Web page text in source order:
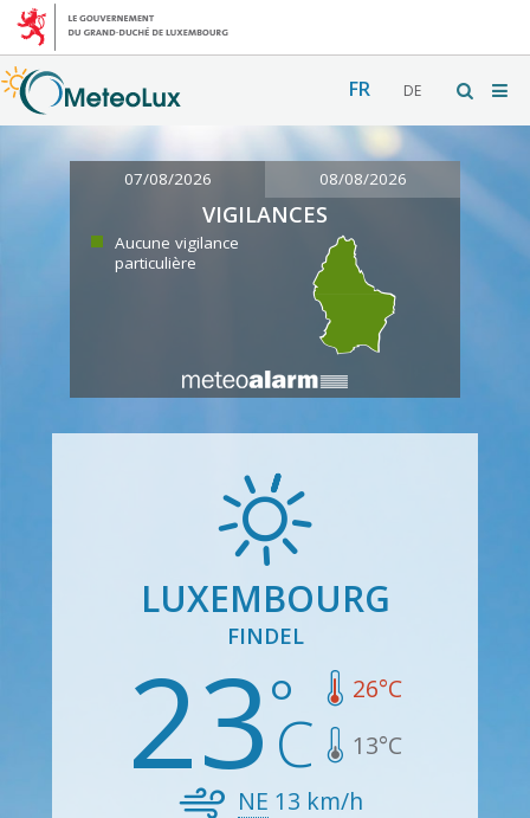
FR DE
07/08/2026 08/08/2026
VIGILANCES
Aucune vigilance
particulière
LUXEMBOURG
FINDEL
23 26°C
13°C
NE 13 km/h